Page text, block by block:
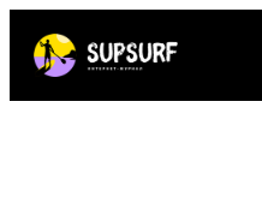
содержимому